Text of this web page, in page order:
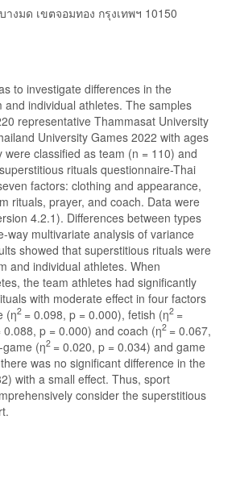
งมด เขตจอมทอง กรุงเทพฯ 10150
investigate differences in the
individual athletes. The samples
representative Thammasat University
University Games 2022 with ages
classified as team (n = 110) and
rituals questionnaire-Thai
factors: clothing and appearance,
rituals, prayer, and coach. Data were
4.2.1). Differences between types
way multivariate analysis of variance
showed that superstitious rituals were
and individual athletes. When
the team athletes had significantly
with moderate effect in four factors
(η2 = 0.098, p = 0.000), fetish (η2 =
0.088, p = 0.000) and coach (η2 = 0.067,
game (η2 = 0.020, p = 0.034) and game
was no significant difference in the
with a small effect. Thus, sport
consider the superstitious